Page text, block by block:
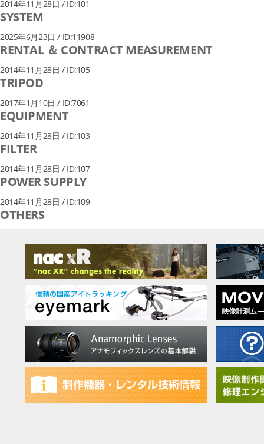
2014年11月28日 / ID:101
SYSTEM
2025年6月23日 / ID:11908
RENTAL ＆ CONTRACT MEASUREMENT
2014年11月28日 / ID:105
TRIPOD
2017年1月10日 / ID:7061
EQUIPMENT
2014年11月28日 / ID:103
FILTER
2014年11月28日 / ID:107
POWER SUPPLY
2014年11月28日 / ID:109
OTHERS